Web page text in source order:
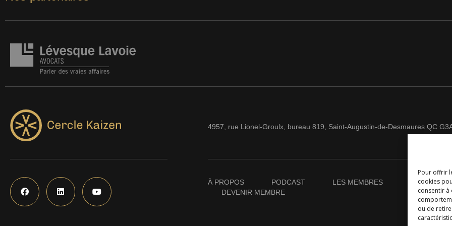
Pour offrir
cookies
consentir à
ou de
4957, rue Lionel-Groulx, bureau 819, Saint-Augustin-de-Desmaures QC
À PROPOS PODCAST LES MEMBRES NOUVELLES
DEVENIR MEMBRE